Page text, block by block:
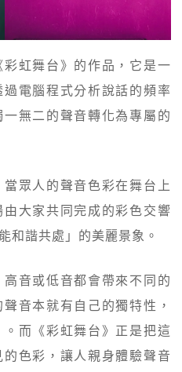
虹舞台》的作品，它是一
電腦程式分析說話的頻率
無二的聲音轉化為專屬的
眾人的聲音色彩在舞台上
大家共同完成的彩色交響
和諧共處」的美麗景象。
音或低音都會帶來不同的
音本就有自己的獨特性，
而《彩虹舞台》正是把這
色彩，讓人親身體驗聲音